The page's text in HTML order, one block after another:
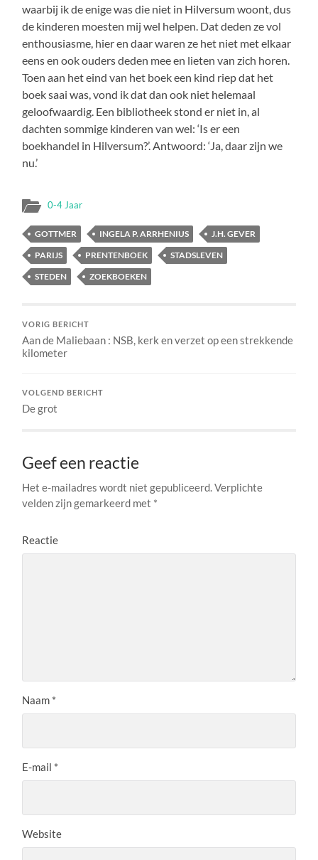
waarbij ik de enige was die niet in Hilversum woont, dus
de kinderen moesten mij wel helpen. Dat deden ze vol
enthousiasme, hier en daar waren ze het niet met elkaar
eens en ook ouders deden mee en lieten van zich horen.
Toen aan het eind van het boek een kind riep dat het
boek saai was, vond ik dat dan ook niet helemaal
geloofwaardig. Een bibliotheek stond er niet in, al
dachten sommige kinderen van wel: ‘Is er een
boekhandel in Hilversum?’. Antwoord: ‘Ja, daar zijn we
nu.’
0-4 Jaar
GOTTMER INGELA P. ARRHENIUS
J.H. GEVER
PARIJS
PRENTENBOEK
STADSLEVEN
STEDEN
ZOEKBOEKEN
VORIG BERICHT
Aan de Maliebaan : NSB, kerk en verzet op een strekkende
kilometer
VOLGEND BERICHT
De grot
Geef een reactie
Het e-mailadres wordt niet gepubliceerd. Verplichte
velden zijn gemarkeerd met *
Reactie
Naam *
E-mail *
Website